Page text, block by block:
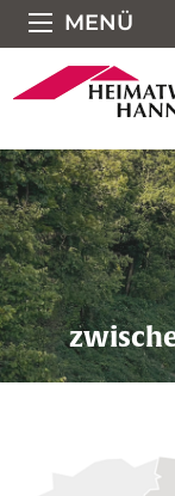
Direkt zum
MENÜ